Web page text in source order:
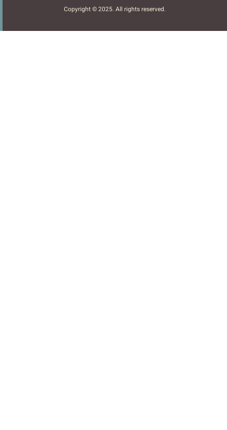
Copyright © 2025. All rights reserved.